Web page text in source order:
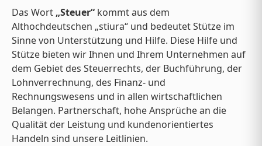
Das Wort „Steuer“ kommt aus dem
Althochdeutschen „stiura“ und bedeutet Stütze im
Sinne von Unterstützung und Hilfe. Diese Hilfe und
Stütze bieten wir Ihnen und Ihrem Unternehmen auf
dem Gebiet des Steuerrechts, der Buchführung, der
Lohnverrechnung, des Finanz- und
Rechnungswesens und in allen wirtschaftlichen
Belangen. Partnerschaft, hohe Ansprüche an die
Qualität der Leistung und kundenorientiertes
Handeln sind unsere Leitlinien.